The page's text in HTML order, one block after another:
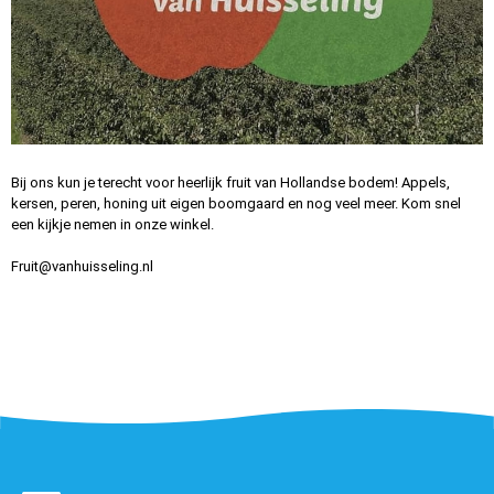
Bij ons kun je terecht voor heerlijk fruit van Hollandse bodem! Appels,
kersen, peren, honing uit eigen boomgaard en nog veel meer. Kom snel
een kijkje nemen in onze winkel.
Fruit@vanhuisseling.nl